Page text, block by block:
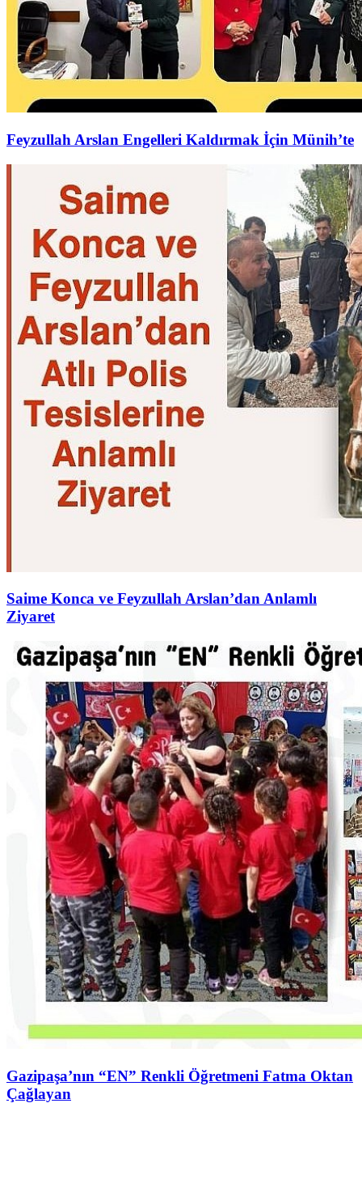
Feyzullah Arslan Engelleri Kaldırmak İçin Münih’te
Saime Konca ve Feyzullah Arslan’dan Anlamlı
Ziyaret
Gazipaşa’nın “EN” Renkli Öğretmeni Fatma Oktan
Çağlayan